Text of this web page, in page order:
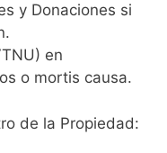
y Donaciones si
en
o mortis causa.
de la Propiedad: